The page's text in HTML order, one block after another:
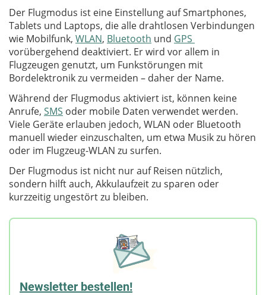
Der Flugmodus ist eine Einstellung auf Smartphones,
Tablets und Laptops, die alle drahtlosen Verbindungen
wie Mobilfunk, WLAN, Bluetooth und GPS
vorübergehend deaktiviert. Er wird vor allem in
Flugzeugen genutzt, um Funkstörungen mit
Bordelektronik zu vermeiden – daher der Name.
Während der Flugmodus aktiviert ist, können keine
Anrufe, SMS oder mobile Daten verwendet werden.
Viele Geräte erlauben jedoch, WLAN oder Bluetooth
manuell wieder einzuschalten, um etwa Musik zu hören
oder im Flugzeug-WLAN zu surfen.
Der Flugmodus ist nicht nur auf Reisen nützlich,
sondern hilft auch, Akkulaufzeit zu sparen oder
kurzzeitig ungestört zu bleiben.
Newsletter bestellen!